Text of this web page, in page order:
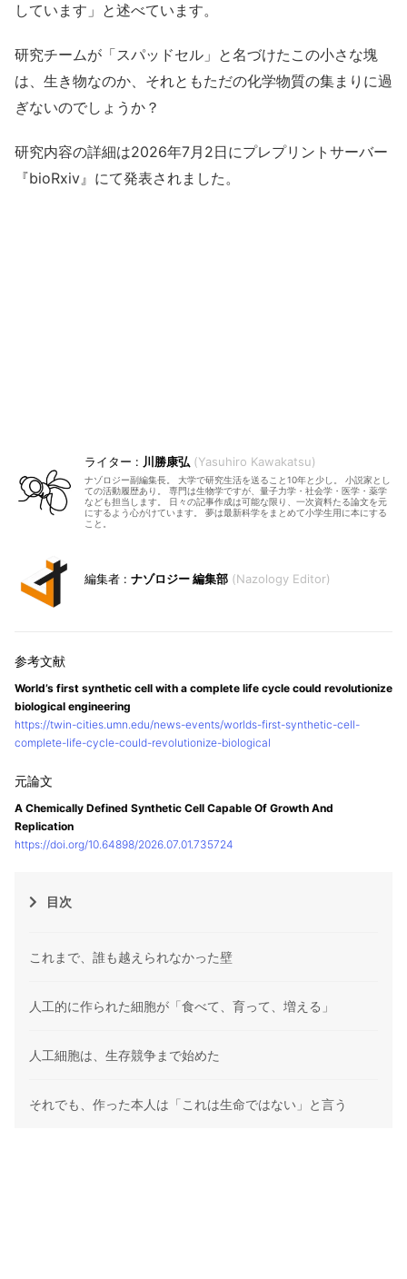
しています」と述べています。
研究チームが「スパッドセル」と名づけたこの小さな塊
は、生き物なのか、それともただの化学物質の集まりに過
ぎないのでしょうか？
研究内容の詳細は2026年7月2日にプレプリントサーバー
『bioRxiv』にて発表されました。
川勝康弘 Yasuhiro Kawakatsu
ナゾロジー副編集長。 大学で研究生活を送ること10年と少し。 小説家とし
ての活動履歴あり。 専門は生物学ですが、量子力学・社会学・医学・薬学
なども担当します。 日々の記事作成は可能な限り、一次資料たる論文を元
にするよう心がけています。 夢は最新科学をまとめて小学生用に本にする
こと。
ナゾロジー 編集部 Nazology Editor
World’s first synthetic cell with a complete life cycle could revolutionize
biological engineering
https://twin-cities.umn.edu/news-events/worlds-first-synthetic-cell-
complete-life-cycle-could-revolutionize-biological
A Chemically Defined Synthetic Cell Capable Of Growth And
Replication
https://doi.org/10.64898/2026.07.01.735724
目次
これまで、誰も越えられなかった壁
人工的に作られた細胞が「食べて、育って、増える」
人工細胞は、生存競争まで始めた
それでも、作った本人は「これは生命ではない」と言う